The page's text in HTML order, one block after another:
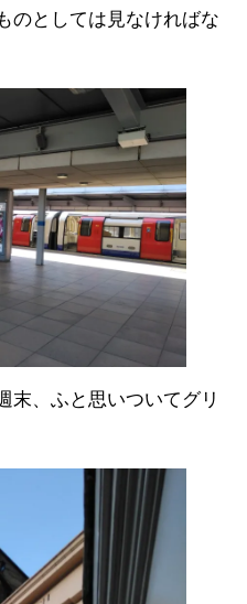
のとしては見なければな
末、ふと思いついてグリ